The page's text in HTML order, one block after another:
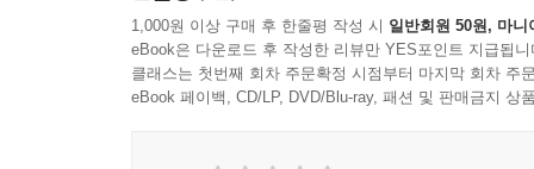
1,000원 이상 구매 후 한줄평 작성 시 일반회원 50원, 마니
eBook은 다운로드 후 작성한 리뷰만 YES포인트 지급됩니
클래스는 첫번째 회차 주문확정 시점부터 마지막 회차 주
eBook 페이백, CD/LP, DVD/Blu-ray, 패션 및 판매금지 상